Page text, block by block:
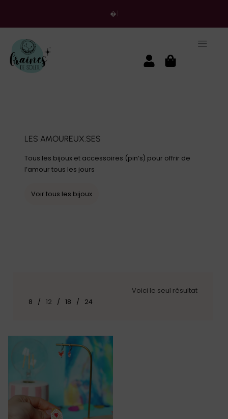
Livraison gratui
LES AMOUREUX.SES
Tous les bijoux et accessoires (pin’s) pour offrir de
l’amour tous les jours
Voir tous les bijoux
Voici le seul résultat
8
12 18 24